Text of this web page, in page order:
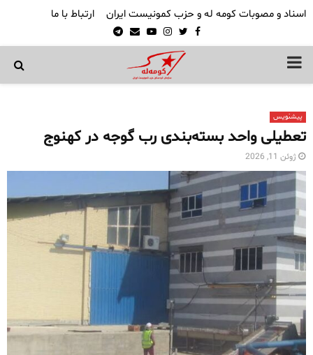
اسناد و مصوبات کومه له و حزب کمونیست ایران ارتباط با ما
Facebook
Twitter
Instagram
Youtube
Email
Telegram
PRIMARY
پیشنویس
تعطیلی واحد بسته‌بندی رب گوجه در کهنوج
ژوئن 11, 2026